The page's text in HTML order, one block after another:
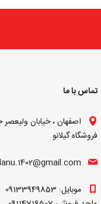
تماس با ما
اصفهان ، خیابان
فروشگاه گیلانو
موبایل: 09133949853